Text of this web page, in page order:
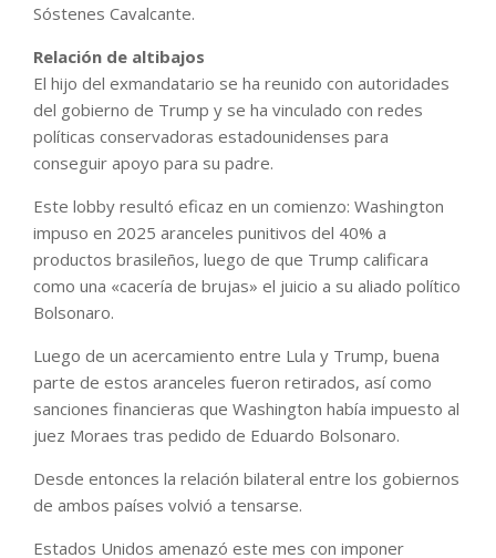
Sóstenes Cavalcante.
Relación de altibajos
El hijo del exmandatario se ha reunido con autoridades
del gobierno de Trump y se ha vinculado con redes
políticas conservadoras estadounidenses para
conseguir apoyo para su padre.
Este lobby resultó eficaz en un comienzo: Washington
impuso en 2025 aranceles punitivos del 40% a
productos brasileños, luego de que Trump calificara
como una «cacería de brujas» el juicio a su aliado político
Bolsonaro.
Luego de un acercamiento entre Lula y Trump, buena
parte de estos aranceles fueron retirados, así como
sanciones financieras que Washington había impuesto al
juez Moraes tras pedido de Eduardo Bolsonaro.
Desde entonces la relación bilateral entre los gobiernos
de ambos países volvió a tensarse.
Estados Unidos amenazó este mes con imponer